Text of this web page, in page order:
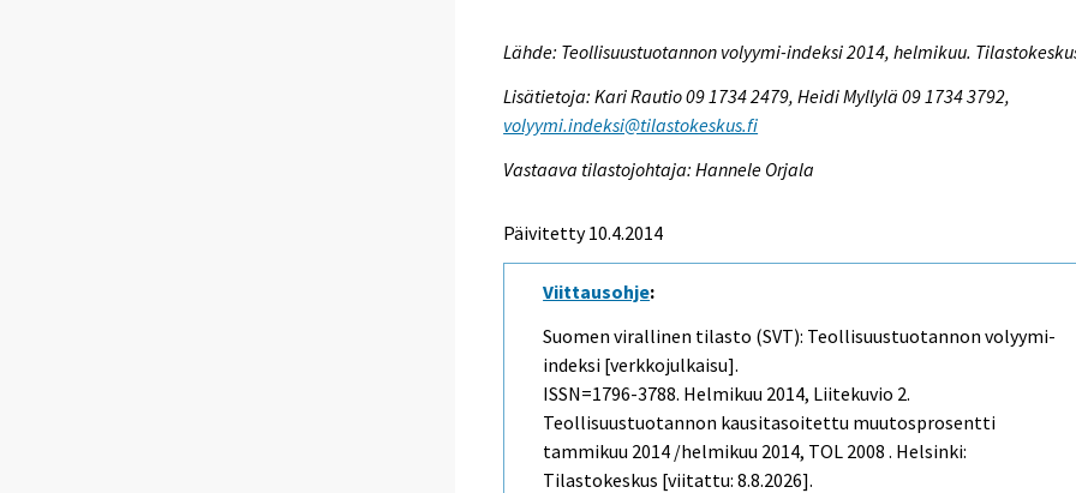
Lähde: Teollisuustuotannon volyymi-indeksi 2014, helmikuu.
Lisätietoja: Kari Rautio 09 1734 2479, Heidi Myllylä 09 1734 3792,
volyymi.indeksi@tilastokeskus.fi
Vastaava tilastojohtaja: Hannele Orjala
Päivitetty 10.4.2014
Viittausohje:
Suomen virallinen tilasto (SVT): Teollisuustuotannon volyymi-
indeksi [verkkojulkaisu].
ISSN=1796-3788. Helmikuu 2014, Liitekuvio 2.
Teollisuustuotannon kausitasoitettu muutosprosentti
tammikuu 2014 /helmikuu 2014, TOL 2008 . Helsinki:
Tilastokeskus [viitattu: 8.8.2026].